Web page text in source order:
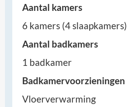
Aantal kamers
6 kamers (4 slaapkamers)
Aantal badkamers
1 badkamer
Badkamervoorzieningen
Vloerverwarming